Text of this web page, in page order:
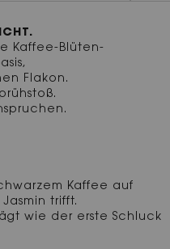
Kaffee-Blüten-
Flakon.
Kaffee auf
trifft.
wie der erste Schluck